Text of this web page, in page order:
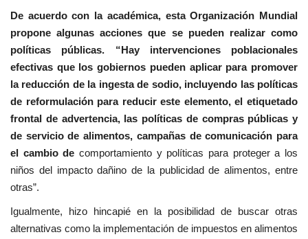
De acuerdo con la académica, esta Organización Mundial
propone algunas acciones que se pueden realizar como
políticas públicas. “Hay intervenciones poblacionales
efectivas que los gobiernos pueden aplicar para promover
la reducción de la ingesta de sodio, incluyendo las políticas
de reformulación para reducir este elemento, el etiquetado
frontal de advertencia, las políticas de compras públicas y
de servicio de alimentos, campañas de comunicación para
el cambio de comportamiento y políticas para proteger a los
niños del impacto dañino de la publicidad de alimentos, entre
otras”.
Igualmente, hizo hincapié en la posibilidad de buscar otras
alternativas como la implementación de impuestos en alimentos